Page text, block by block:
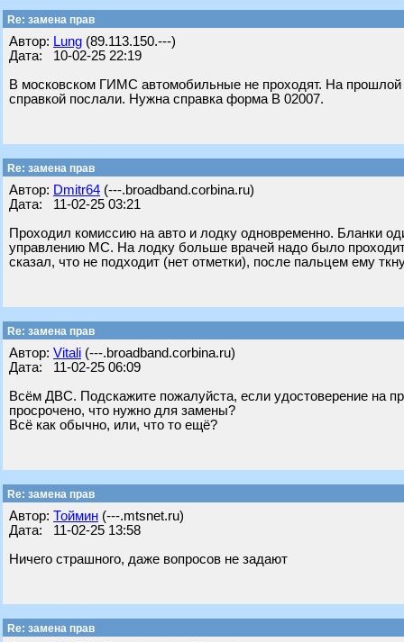
Re: замена прав
Автор: Lung (89.113.150.---)
Дата: 10-02-25 22:19
В московском ГИМС автомобильные не проходят. На
справкой послали. Нужна справка форма В 02007.
Re: замена прав
Автор: Dmitr64 (---.broadband.corbina.ru)
Дата: 11-02-25 03:21
Проходил комиссию на авто и лодку одновременно. Бланки
управлению МС. На лодку больше врачей надо было
сказал, что не подходит (нет отметки), после пальцем ему
Re: замена прав
Автор: Vitali (---.broadband.corbina.ru)
Дата: 11-02-25 06:09
Всём ДВС. Подскажите пожалуйста, если удостоверение на
просрочено, что нужно для замены?
Всë как обычно, или, что то ещё?
Re: замена прав
Автор: Тоймин (---.mtsnet.ru)
Дата: 11-02-25 13:58
Ничего страшного, даже вопросов не задают
Re: замена прав